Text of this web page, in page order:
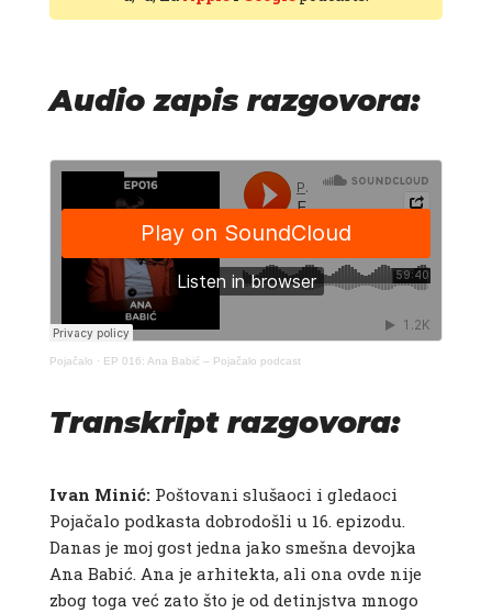
Audio zapis razgovora:
Pojačalo · EP 016: Ana Babić – Pojačalo podcast
Transkript razgovora:
Ivan Minić: Poštovani slušaoci i gledaoci
Pojačalo podkasta dobrodošli u 16. epizodu.
Danas je moj gost jedna jako smešna devojka
Ana Babić. Ana je arhitekta, ali ona ovde nije
zbog toga već zato što je od detinjstva mnogo